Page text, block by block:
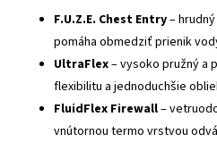
F.U.Z.E. Chest Entry–
pomáha obmedziť prienik
UltraFlex– vysoko pružný a
flexibilitu a jednoduchšie
FluidFlex Firewall–
vnútornou termo vrstvou